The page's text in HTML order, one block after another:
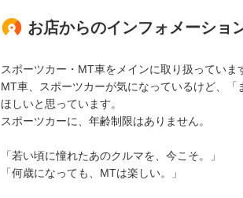
お店からのインフォメーショ
スポーツカー・MT車をメインに取り扱っていま
MT車、スポーツカーが気になっているけど、
ほしいと思っています。
スポーツカーに、年齢制限はありません。
「若い頃に憧れたあのクルマを、今こそ。」
「何歳になっても、MTは楽しい。」